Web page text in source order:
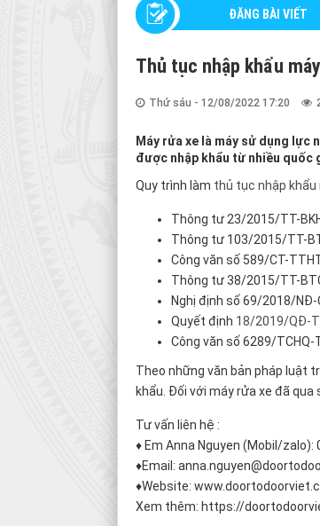
ĐĂNG BÀI VIẾT
Thủ tục nhập khẩu
Thứ sáu - 12/08/2022 17:20
Máy rửa xe là máy sử dụng
được nhập khẩu từ nhiều quốc
Quy trình làm thủ tục nhập khẩu
Thông tư 23/2015/TT-
Thông tư 103/2015/TT-
Công văn số 589/CT-
Thông tư 38/2015/TT-
Nghị định số 69/2018/
Quyết định 18/2019/QĐ-
Công văn số 6289/TCHQ-
Theo những văn bản pháp luật
khẩu. Đối với máy rửa xe đã
Tư vấn liên hệ :
♦ Em Anna Nguyen (Mobil/
♦Email:
♦Website:
Xem thêm: https://